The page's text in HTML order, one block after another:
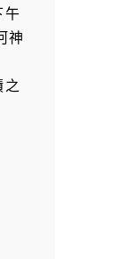
午
神
之